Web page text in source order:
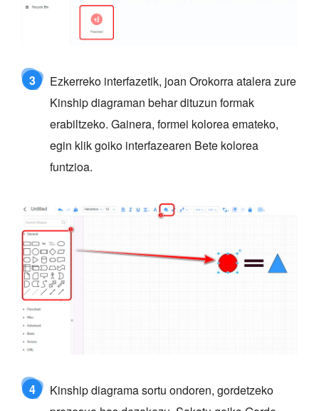
3
Ezkerreko interfazetik, joan Orokorra atalera zure
Kinship diagraman behar dituzun formak
erabiltzeko. Gainera, formei kolorea emateko,
egin klik goiko interfazearen Bete kolorea
funtzioa.
4
Kinship diagrama sortu ondoren, gordetzeko